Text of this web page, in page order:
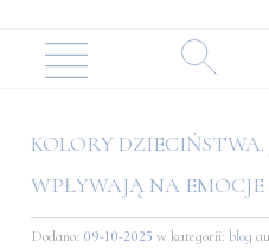
KOLORY
WPŁYWAJĄ NA
Dodano: 09-10-2025 w kategorii: blog